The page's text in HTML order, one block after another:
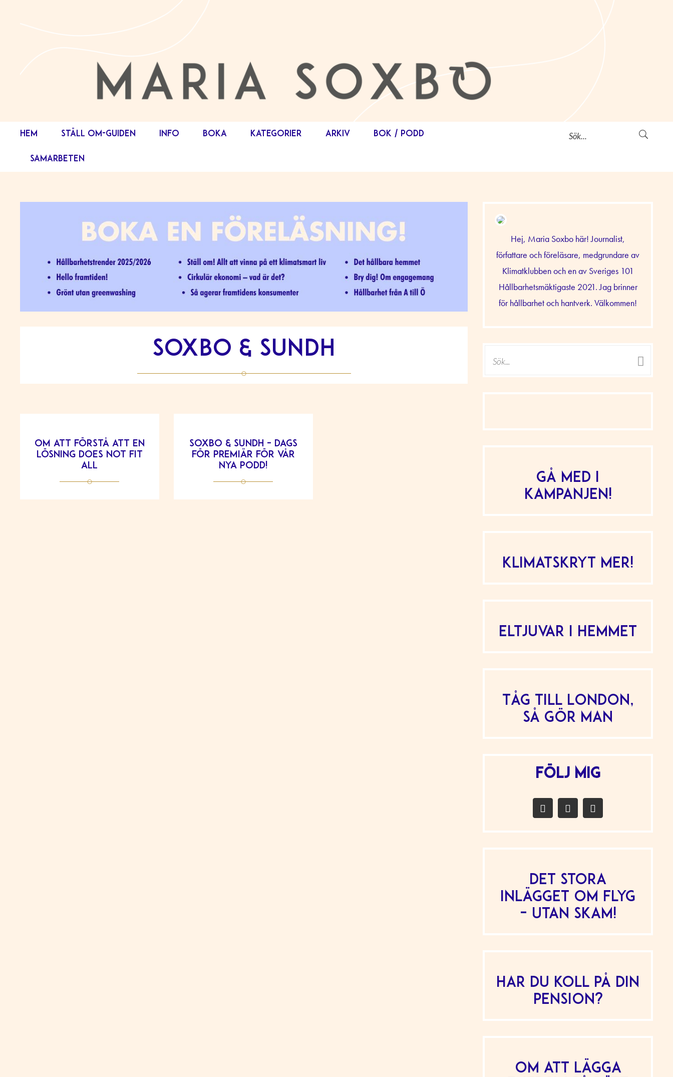
HEM STÄLL OM-GUIDEN INFO BOKA KATEGORIER ARKIV BOK / PODD
SAMARBETEN
Soxbo & Sundh
Om att förstå att en
lösning does not fit
all
Soxbo & Sundh – dags
för premiär för vår
nya podd!
Hej, Maria Soxbo här! Journalist,
författare och föreläsare, medgrundare av
Klimatklubben och en av Sveriges 101
Hållbarhetsmäktigaste 2021. Jag brinner
för hållbarhet och hantverk. Välkommen!
Gå med i
kampanjen!
Klimatskryt mer!
Eltjuvar i hemmet
Tåg till London,
så gör man
FÖLJ MIG
Det stora
inlägget om flyg
– utan skam!
Har du koll på din
pension?
Om att lägga